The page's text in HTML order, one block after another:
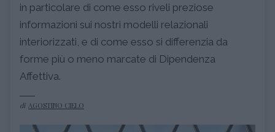
in particolare di come esso riveli preziose
informazioni sui nostri modelli relazionali
interiorizzati, e di come esso si differenzia da
forme più o meno marcate di Dipendenza
Affettiva.
di AGOSTINO CIELO